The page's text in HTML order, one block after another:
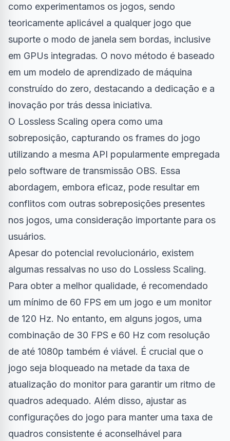
como experimentamos os jogos, sendo
teoricamente aplicável a qualquer jogo que
suporte o modo de janela sem bordas, inclusive
em GPUs integradas. O novo método é baseado
em um modelo de aprendizado de máquina
construído do zero, destacando a dedicação e a
inovação por trás dessa iniciativa.
O Lossless Scaling opera como uma
sobreposição, capturando os frames do jogo
utilizando a mesma API popularmente empregada
pelo software de transmissão OBS. Essa
abordagem, embora eficaz, pode resultar em
conflitos com outras sobreposições presentes
nos jogos, uma consideração importante para os
usuários.
Apesar do potencial revolucionário, existem
algumas ressalvas no uso do Lossless Scaling.
Para obter a melhor qualidade, é recomendado
um mínimo de 60 FPS em um jogo e um monitor
de 120 Hz. No entanto, em alguns jogos, uma
combinação de 30 FPS e 60 Hz com resolução
de até 1080p também é viável. É crucial que o
jogo seja bloqueado na metade da taxa de
atualização do monitor para garantir um ritmo de
quadros adequado. Além disso, ajustar as
configurações do jogo para manter uma taxa de
quadros consistente é aconselhável para